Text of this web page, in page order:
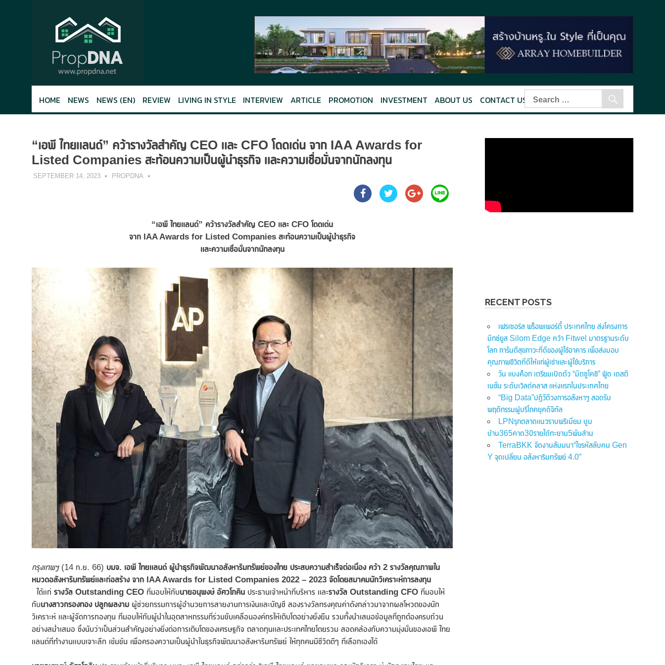
HOME NEWS NEWS (EN) REVIEW LIVING IN STYLE INTERVIEW ARTICLE PROMOTION INVESTMENT ABOUT US CONTACT US
“เอพี ไทยแลนด์” คว้ารางวัลสำคัญ CEO และ CFO โดดเด่น จาก IAA Awards for
Listed Companies สะท้อนความเป็นผู้นำธุรกิจ และความเชื่อมั่นจากนักลงทุน
SEPTEMBER 14, 2023 PROPDNA
“เอพี ไทยแลนด์” คว้ารางวัลสำคัญCEO และ CFO โดดเด่น
จาก IAA Awards for Listed Companies สะท้อนความเป็นผู้นำธุรกิจ
และความเชื่อมั่นจากนักลงทุน
กรุงเทพฯ (14 ก.ย. 66) บมจ. เอพี ไทยแลนด์ ผู้นำธุรกิจพัฒนาอสังหาริมทรัพย์ของไทย ประสบความสำเร็จต่อเนื่อง คว้า 2 รางวัลคุณภาพใน
หมวดอสังหาริมทรัพย์และก่อสร้าง จาก IAA Awards for Listed Companies 2022 – 2023 จัดโดยสมาคมนักวิเคราะห์การลงทุน
ได้แก่ รางวัล Outstanding CEO ที่มอบให้กับนายอนุพงษ์ อัศวโภคิน ประธานเจ้าหน้าที่บริหาร และรางวัล Outstanding CFO ที่มอบให้
กับนางสาวกรองทอง ปลูกผลงาม ผู้ช่วยกรรมการผู้อำนวยการสายงานการเงินและบัญชี สองรางวัลทรงคุณค่าดังกล่าวมาจากผลโหวตของนัก
วิเคราะห์ และผู้จัดการกองทุน ที่มอบให้กับผู้นำในอุตสาหกรรมที่ร่วมขับเคลื่อนองค์กรให้เติบโตอย่างยั่งยืน รวมทั้งนำเสนอข้อมูลที่ถูกต้องครบถ้วน
อย่างสม่ำเสมอ ซึ่งนับว่าเป็นส่วนสำคัญอย่างยิ่งต่อการเติบโตของเศรษฐกิจ ตลาดทุนและประเทศไทยโดยรวม สอดคล้องกับความมุ่งมั่นของเอพี ไทย
แลนด์ที่ทำงานแบบเจาะลึก เข้มข้น เพื่อครองความเป็นผู้นำในธุรกิจพัฒนาอสังหาริมทรัพย์ ให้ทุกคนมีชีวิตดีๆ ที่เลือกเองได้
RECENT POSTS
เฟรเซอร์ส พร็อพเพอร์ตี้ ประเทศไทย ส่งโครงการ
มิกซ์ยูส Silom Edge คว้า Fitwel มาตรฐานระดับ
โลก การันตีสุขภาวะที่ดีของผู้ใช้อาคาร เพื่อส่งมอบ
คุณภาพชีวิตที่ดีให้แก่ผู้เช่าและผู้ใช้บริการ
วัน แบงค็อก เตรียมเปิดตัว “มิตซูโคชิ” ฟู้ด เดสติ
เนชั่น ระดับเวิลด์คลาส แห่งแรกในประเทศไทย
“Big Data”ปฏิวัติวงการอสังหาฯ สอดรับ
พฤติกรรมผู้บริโภคยุคดิจิทัล
LPNรุกตลาดแนวราบพรีเมี่ยม บูม
บ้าน365คาด3ปีรายได้ทะยาน5พันล้าน
TerraBKK จัดงานสัมมนา“ไขรหัสลับคน Gen
Y จุดเปลี่ยน อสังหาริมทรัพย์ 4.0”